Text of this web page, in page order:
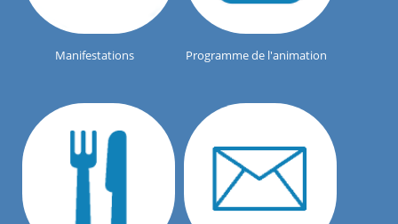
Manifestations Programme de l'animation